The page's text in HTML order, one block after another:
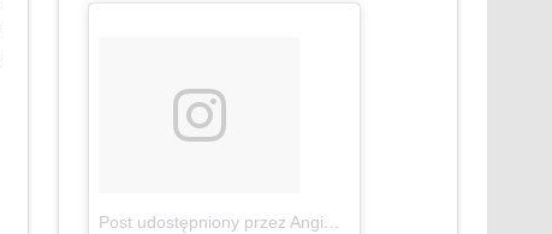
Post udostępniony przez Angielski dla początkujących (@angielski1000slow.pl)